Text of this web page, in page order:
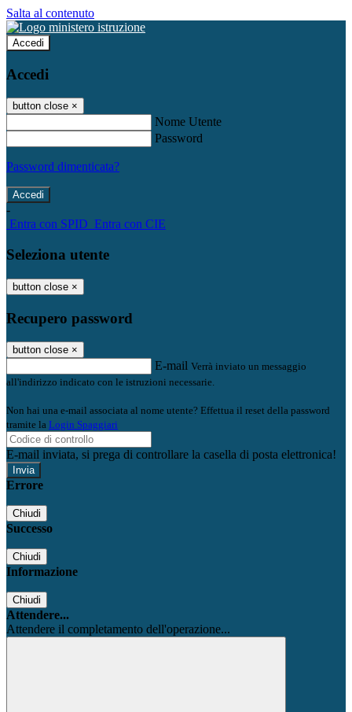
Salta al contenuto
Accedi
Accedi
button close ×
Nome Utente
Password
Password dimenticata?
-
Entra con SPID Entra con CIE
Seleziona utente
button close ×
Recupero password
button close ×
E-mail Verrà inviato un messaggio
all'indirizzo indicato con le istruzioni necessarie.
Non hai una e-mail associata al nome utente? Effettua il reset della password
tramite la Login Spaggiari
E-mail inviata, si prega di controllare la casella di posta elettronica!
Errore
Chiudi
Successo
Chiudi
Informazione
Chiudi
Attendere...
Attendere il completamento dell'operazione...